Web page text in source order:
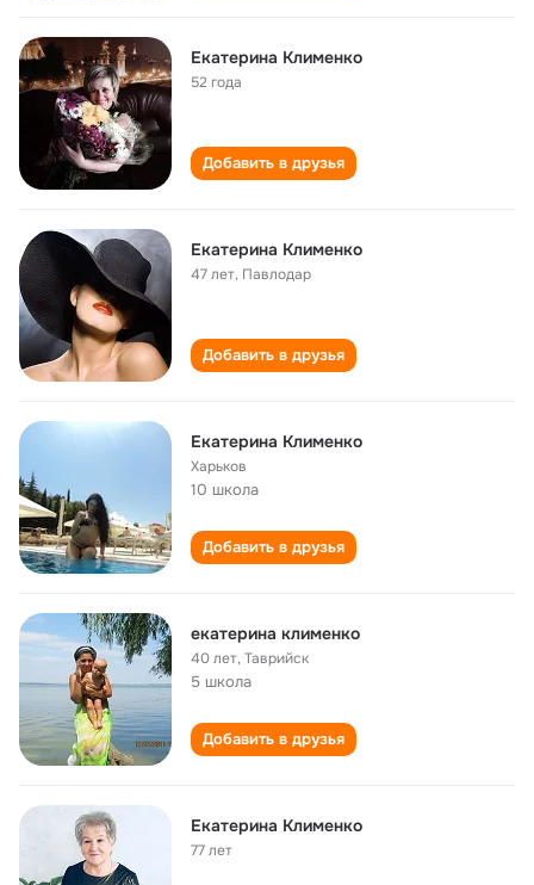
Екатерина Клименко
52 года
Добавить в друзья
Екатерина Клименко
47 лет, Павлодар
Добавить в друзья
Екатерина Клименко
Харьков
10 школа
Добавить в друзья
екатерина клименко
40 лет,Таврийск
5 школа
Добавить в друзья
Екатерина Клименко
77 лет